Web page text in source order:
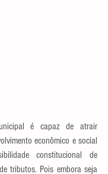
é capaz de atrair
econômico e social
constitucional de
tributos. Pois embora seja